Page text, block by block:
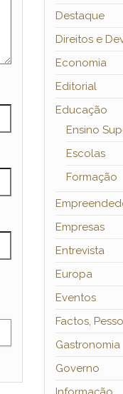
Destaque
Direitos e
Economia
Editorial
Educação
Ensino
Escolas
Formação
Empresas
Entrevista
Europa
Eventos
Factos,
Gastronomia
Governo